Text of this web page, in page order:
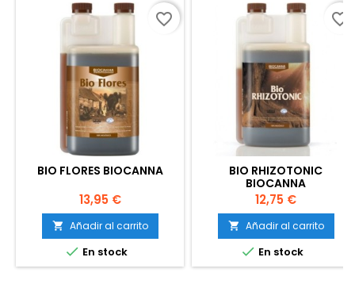
BIO FLORES BIOCANNA
Precio
13,95 €
 Añadir al carrito
 En stock
favorite_border
BIO RHIZOTONIC
BIOCANNA
Precio
12,75 €
 Añadir al carrito
 En stock
favorite_border